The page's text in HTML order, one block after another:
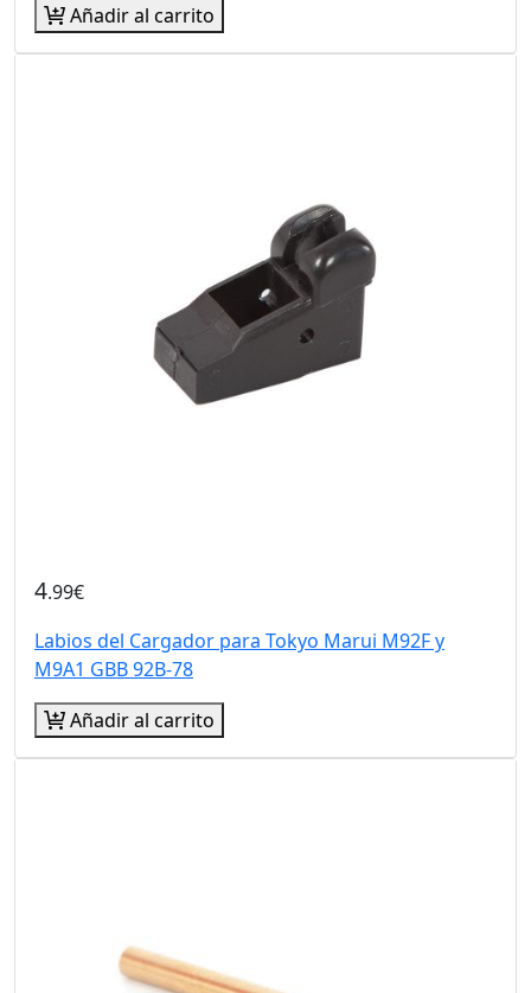
Añadir al carrito
4.99€
Labios del Cargador para Tokyo Marui M92F y
M9A1 GBB 92B-78
Añadir al carrito